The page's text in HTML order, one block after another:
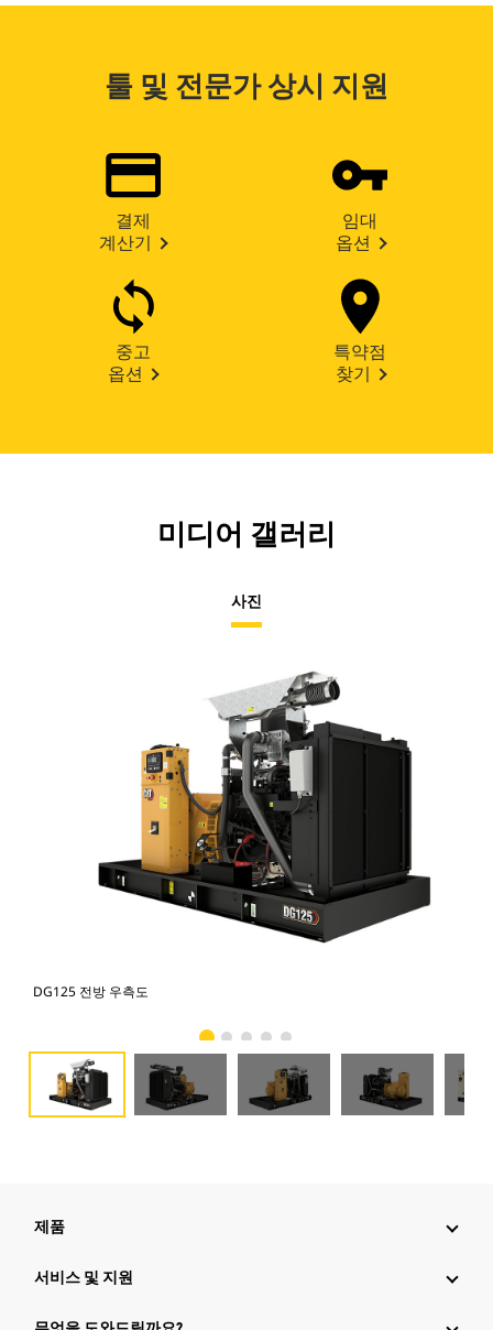
툴 및 전문가 상시 지원
결제
계산기
임대
옵션
중고
옵션
특약점
찾기
미디어 갤러리
사진
DG125 전방 우측도
제품
서비스 및 지원